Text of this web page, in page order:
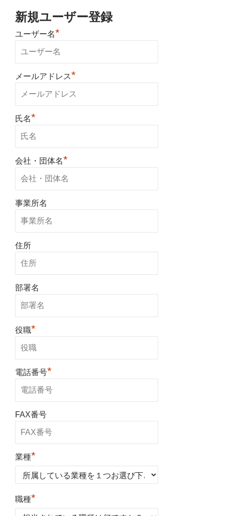
新規ユーザー登録
ユーザー名*
メールアドレス*
氏名*
会社・団体名*
事業所名
住所
部署名
役職*
電話番号*
FAX番号
業種*
職種*